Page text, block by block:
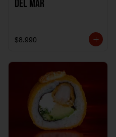
Del Mar
$8.990